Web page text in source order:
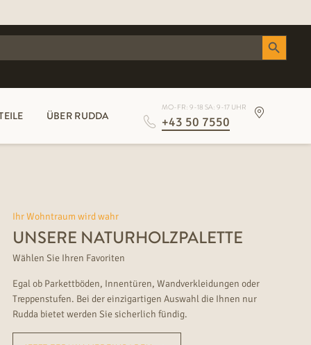
Search Button
ÜBER RUDDA
MO-FR: 9-18 SA: 9-17 UHR
+43 50 7550
Ihr Wohntraum wird wahr
UNSERE NATURHOLZPALETTE
Wählen Sie Ihren Favoriten
Egal ob Parkettböden, Innentüren, Wandverkleidungen oder
Treppenstufen. Bei der einzigartigen Auswahl die Ihnen nur
Rudda bietet werden Sie sicherlich fündig.